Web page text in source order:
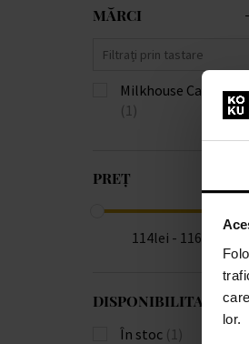
lor.
MĂRCI
Milkhouse Candle Co.
(1)
PREȚ
114lei - 116lei
DISPONIBILITATE
În stoc (1)